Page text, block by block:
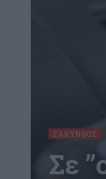
ΖΆΚΥΝΘΟΣ
Σε